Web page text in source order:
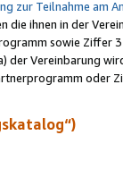
zur Teilnahme am
ihnen in der
sowie Ziffer
der Vereinbarung
oder